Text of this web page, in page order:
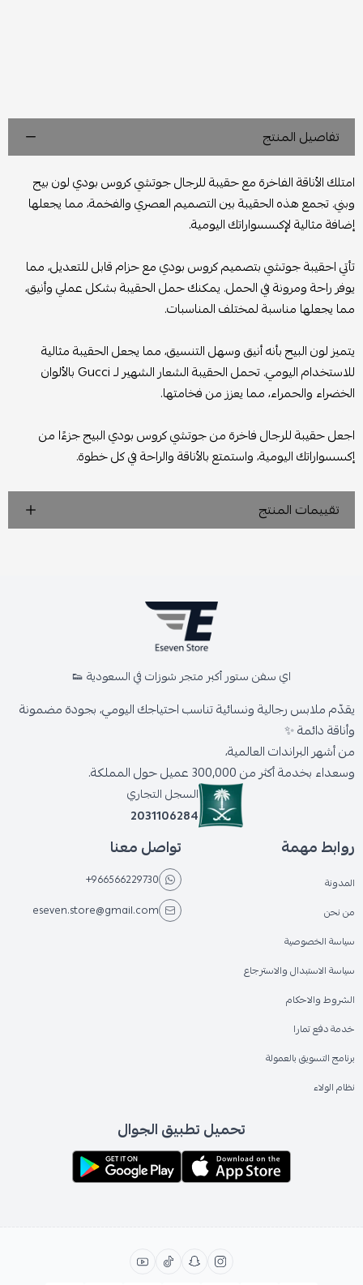
تفاصيل المنتج
امتلك الأناقة الفاخرة مع حقيبة للرجال جوتشي كروس بودي لون بيج
وبني. تجمع هذه الحقيبة بين التصميم العصري والفخمة، مما يجعلها
إضافة مثالية لإكسسواراتك اليومية.
تأتي احقيبة جوتشي بتصميم كروس بودي مع حزام قابل للتعديل، مما
يوفر راحة ومرونة في الحمل. يمكنك حمل الحقيبة بشكل عملي وأنيق،
مما يجعلها مناسبة لمختلف المناسبات.
يتميز لون البيج بأنه أنيق وسهل التنسيق، مما يجعل الحقيبة مثالية
للاستخدام اليومي. تحمل الحقيبة الشعار الشهير لـ Gucci بالألوان
الخضراء والحمراء، مما يعزز من فخامتها.
اجعل حقيبة للرجال فاخرة من جوتشي كروس بودي البيج جزءًا من
إكسسواراتك اليومية، واستمتع بالأناقة والراحة في كل خطوة.
تقييمات المنتج
اي سفن ستور أكبر متجر شوزات في السعودية 👟
يقدّم ملابس رجالية ونسائية تناسب احتياجك اليومي، بجودة مضمونة
وأناقة دائمة ✨
من أشهر البراندات العالمية،
وسعداء بخدمة أكثر من 300,000 عميل حول المملكة.
السجل التجاري
2031106284
روابط مهمة
المدونة
من نحن
سياسة الخصوصية
سياسة الاستبدال والاسترجاع
الشروط والاحكام
خدمة دفع تمارا
برنامج التسويق بالعمولة
نظام الولاء
تواصل معنا
+966566229730
eseven.store@gmail.com
تحميل تطبيق الجوال